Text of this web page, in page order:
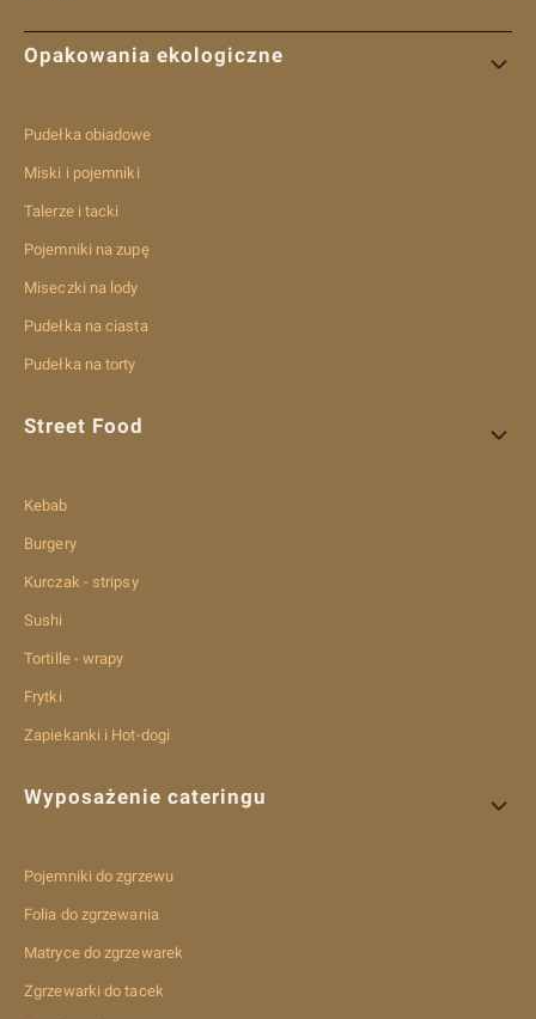
Linki w stopce
Opakowania ekologiczne
Pudełka obiadowe
Miski i pojemniki
Talerze i tacki
Pojemniki na zupę
Miseczki na lody
Pudełka na ciasta
Pudełka na torty
Street Food
Kebab
Burgery
Kurczak - stripsy
Sushi
Tortille - wrapy
Frytki
Zapiekanki i Hot-dogi
Wyposażenie cateringu
Pojemniki do zgrzewu
Folia do zgrzewania
Matryce do zgrzewarek
Zgrzewarki do tacek